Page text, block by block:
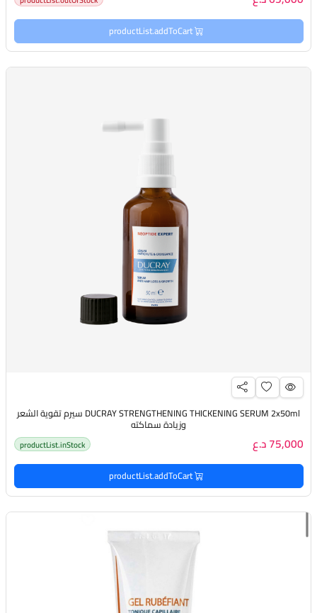
productList.addToCart
DUCRAY STRENGTHENING THICKENING SERUM 2x50ml سيرم تقوية الشعر
وزيادة سماكته
75,000 د.ع productList.inStock
productList.addToCart